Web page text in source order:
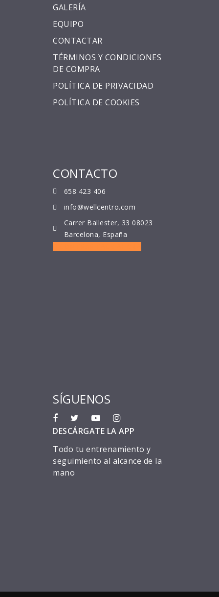
GALERÍA
EQUIPO
CONTACTAR
TÉRMINOS Y CONDICIONES
DE COMPRA
POLÍTICA DE PRIVACIDAD
POLÍTICA DE COOKIES
CONTACTO
658 423 406
info@wellcentro.com
Carrer Ballester, 33 08023
Barcelona, España
SÍGUENOS
DESCÁRGATE LA APP
Todo tu entrenamiento y
seguimiento al alcance de la
mano